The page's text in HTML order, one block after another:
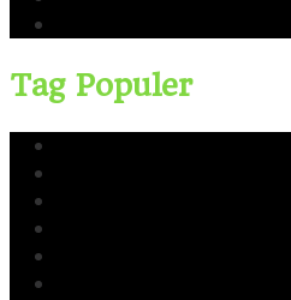
Tag Populer